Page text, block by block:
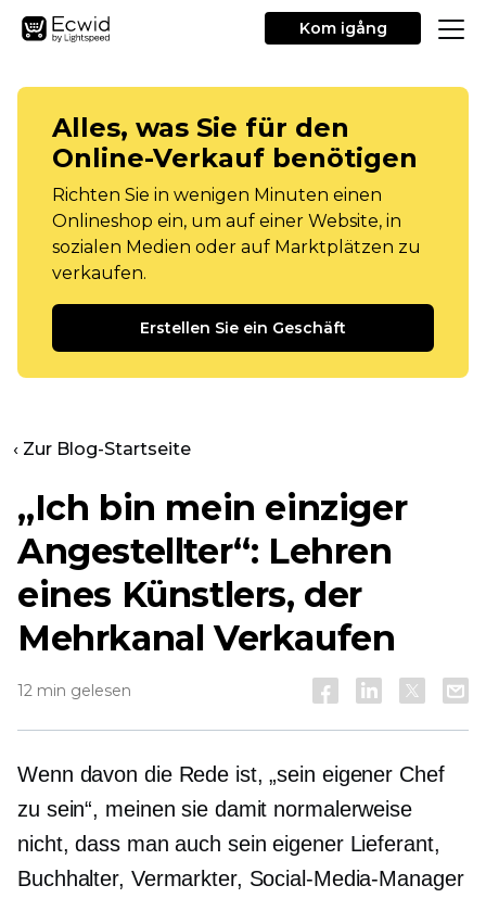
Kom igång
Alles, was Sie für den
Online-Verkauf benötigen
Richten Sie in wenigen Minuten einen
Onlineshop ein, um auf einer Website, in
sozialen Medien oder auf Marktplätzen zu
verkaufen.
Erstellen Sie ein Geschäft
‹ Zur Blog-Startseite
„Ich bin mein einziger
Angestellter“: Lehren
eines Künstlers, der
Mehrkanal Verkaufen
12 min gelesen
Wenn davon die Rede ist, „sein eigener Chef
zu sein“, meinen sie damit normalerweise
nicht, dass man auch sein eigener Lieferant,
Buchhalter, Vermarkter, Social-Media-Manager